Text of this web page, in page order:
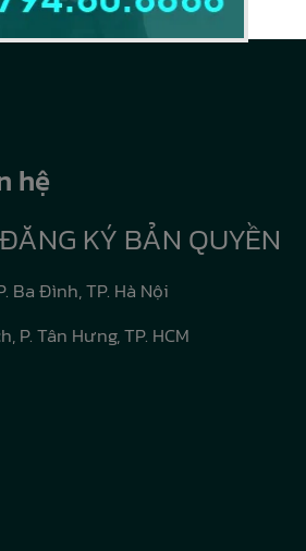
hệ
KÝ BẢN QUYỀN
Ba Đình, TP. Hà Nội
P. Tân Hưng, TP. HCM